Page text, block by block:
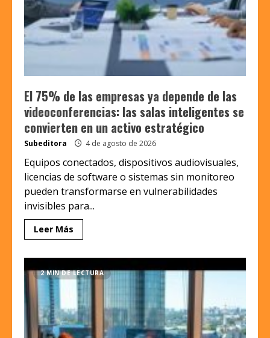
El 75% de las empresas ya depende de las
videoconferencias: las salas inteligentes se
convierten en un activo estratégico
Subeditora 4 de agosto de 2026
Equipos conectados, dispositivos audiovisuales,
licencias de software o sistemas sin monitoreo
pueden transformarse en vulnerabilidades
invisibles para...
Leer Más
2 MIN DE LECTURA